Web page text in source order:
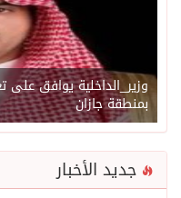
وزير_الداخلية يوافق على
بمنطقة جازان
جديد الأخبار